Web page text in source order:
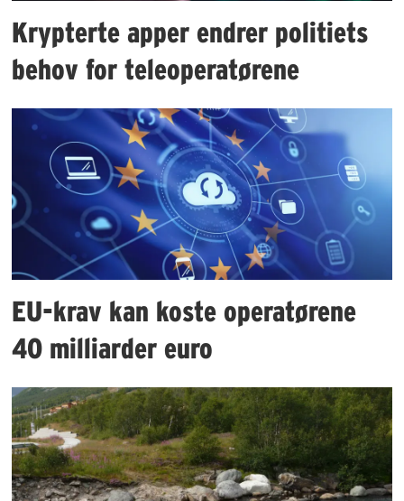
Krypterte apper endrer politiets
behov for teleoperatørene
EU-krav kan koste operatørene
40 milliarder euro